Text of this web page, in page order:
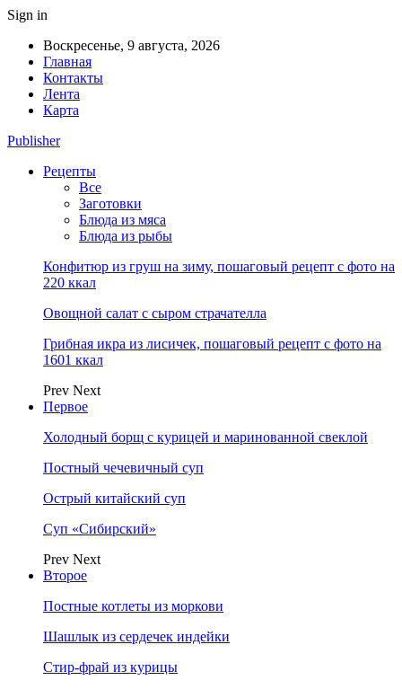
Sign in
Воскресенье, 9 августа, 2026
Главная
Контакты
Лента
Карта
Publisher
Рецепты
Все
Заготовки
Блюда из мяса
Блюда из рыбы
Конфитюр из груш на зиму, пошаговый рецепт с фото на
220 ккал
Овощной салат с сыром страчателла
Грибная икра из лисичек, пошаговый рецепт с фото на
1601 ккал
Prev Next
Первое
Холодный борщ с курицей и маринованной свеклой
Постный чечевичный суп
Острый китайский суп
Суп «Сибирский»
Prev Next
Второе
Постные котлеты из моркови
Шашлык из сердечек индейки
Стир-фрай из курицы